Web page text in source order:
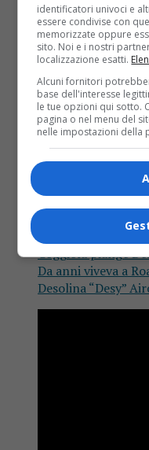
Cronaca8 anni fa
Coggiola
Coggiola piange
Da anni viveva a
Desolina “Desy”
identificatori univoci e
essere condivise con
memorizzate oppure
sito. Noi e i nostri
localizzazione esatti.
Alcuni fornitori
base dell'interesse
le tue opzioni qui sotto.
pagina o nel menu del
nelle impostazioni della